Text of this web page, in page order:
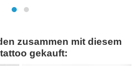
zusammen mit diesem
gekauft: